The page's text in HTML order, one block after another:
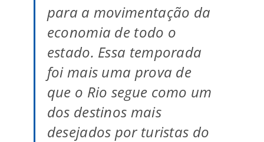
para a movimentação da
economia de todo o
estado. Essa temporada
foi mais uma prova de
que o Rio segue como um
dos destinos mais
desejados por turistas do